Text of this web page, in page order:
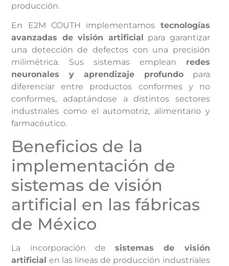
producción.
En E2M COUTH implementamos tecnologías
avanzadas de visión artificial para garantizar
una detección de defectos con una precisión
milimétrica. Sus sistemas emplean redes
neuronales y aprendizaje profundopara
diferenciar entre productos conformes y no
conformes, adaptándose a distintos sectores
industriales como el automotriz, alimentario y
farmacéutico.
Beneficios de la
implementación de
sistemas de visión
artificial en las fábricas
de México
La incorporación desistemas de visión
artificial en las líneas de producción industriales